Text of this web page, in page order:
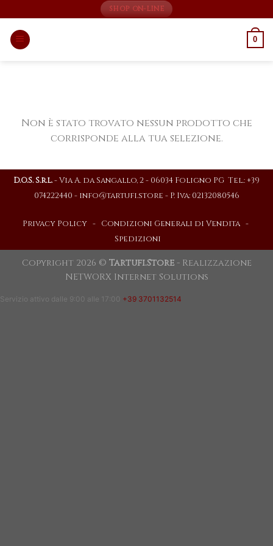
to
content
SHOP ON-LINE
0
Non è stato trovato nessun prodotto che
corrisponde alla tua selezione.
D.O.S. S.r.l.- Via A. da Sangallo, 2 - 06034 Foligno PG Tel.: +39
074222440 - info@tartufi.store - P. Iva: 02132080546
Privacy Policy - Condizioni Generali di Vendita-
Spedizioni
Copyright 2026 © Tartufi.Store- Realizzazione
NETWORX Internet Solutions
Servizio attivo dalle 9:00 alle 17:00 +39 3701132514